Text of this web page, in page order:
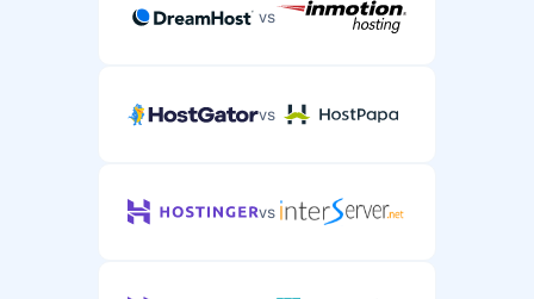
vs
vs
vs